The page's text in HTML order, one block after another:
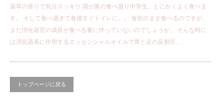
薬草の香りで気分スッキリ 我が家の食べ盛り中学生。とにかくよく食べま
す。 そして食べ過ぎて食後すぐトイレに。。 食欲のまま食べるのですが、
まだ消化器官の成長が食べる量に伴っていないのでしょうか。 そんな時に
は消化器系に作用するエッセンシャルオイルで胃と足の反射区…
トップページに戻る